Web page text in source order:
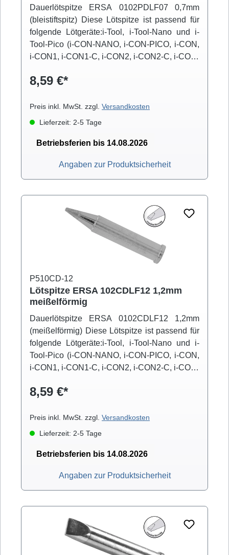
Dauerlötspitze ERSA 0102PDLF07 0,7mm
(bleistiftspitz) Diese Lötspitze ist passend für
folgende Lötgeräte:i-Tool, i-Tool-Nano und i-
Tool-Pico (i-CON-NANO, i-CON-PICO, i-CON,
i-CON1, i-CON1-C, i-CON2, i-CON2-C, i-CON-
8,59 €*
Preis inkl. MwSt. zzgl. Versandkosten
Lieferzeit: 2-5 Tage
Betriebsferien bis 14.08.2026
Angaben zur Produktsicherheit
P510CD-12
Lötspitze ERSA 102CDLF12 1,2mm
meißelförmig
Dauerlötspitze ERSA 0102CDLF12 1,2mm
(meißelförmig) Diese Lötspitze ist passend für
folgende Lötgeräte:i-Tool, i-Tool-Nano und i-
Tool-Pico (i-CON-NANO, i-CON-PICO, i-CON,
i-CON1, i-CON1-C, i-CON2, i-CON2-C, i-CON-
8,59 €*
Preis inkl. MwSt. zzgl. Versandkosten
Lieferzeit: 2-5 Tage
Betriebsferien bis 14.08.2026
Angaben zur Produktsicherheit